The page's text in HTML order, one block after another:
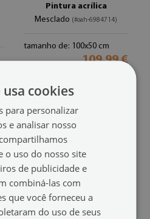
Pintura acrílica
Mesclado (#oah-6984714)
tamanho de: 100x50 cm
109.99 €
cookies
para personalizar
e analisar nosso
o uso do nosso site
de publicidade e
combiná-las com
que você forneceu a
do uso de seus